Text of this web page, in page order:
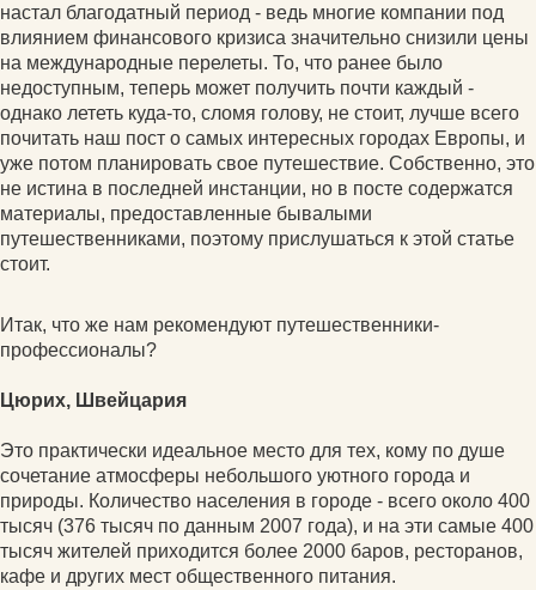
настал благодатный период - ведь многие компании под
влиянием финансового кризиса значительно снизили цены
на международные перелеты. То, что ранее было
недоступным, теперь может получить почти каждый -
однако лететь куда-то, сломя голову, не стоит, лучше всего
почитать наш пост о самых интересных городах Европы, и
уже потом планировать свое путешествие. Собственно, это
не истина в последней инстанции, но в посте содержатся
материалы, предоставленные бывалыми
путешественниками, поэтому прислушаться к этой статье
стоит.
Итак, что же нам рекомендуют путешественники-
профессионалы?
Цюрих, Швейцария
Это практически идеальное место для тех, кому по душе
сочетание атмосферы небольшого уютного города и
природы. Количество населения в городе - всего около 400
тысяч (376 тысяч по данным 2007 года), и на эти самые 400
тысяч жителей приходится более 2000 баров, ресторанов,
кафе и других мест общественного питания.